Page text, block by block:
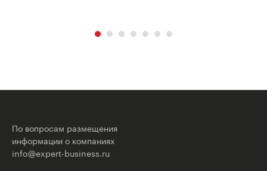
По вопросам размещения
информации о компаниях
info@expert-business.ru